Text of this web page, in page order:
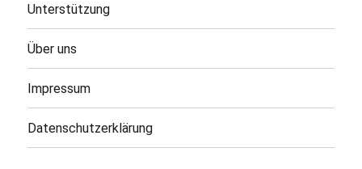
Unterstützung
Über uns
Impressum
Datenschutzerklärung